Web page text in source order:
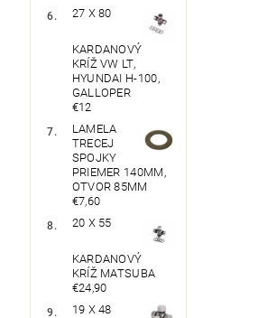
27 X 80
KARDANOVÝ
KRÍŽ VW LT,
HYUNDAI H-100,
GALLOPER
€12
LAMELA
TRECEJ
SPOJKY
PRIEMER 140MM,
OTVOR 85MM
€7,60
20 X 55
KARDANOVÝ
KRÍŽ MATSUBA
€24,90
19 X 48